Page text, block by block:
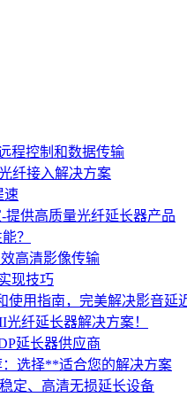
程控制和数据传输
纤接入解决方案
速
提供高质量光纤延长器产品
？
高清影像传输
现技巧
用指南，完美解决影音延
纤延长器解决方案！
延长器供应商
选择**适合您的解决方案
定、高清无损延长设备